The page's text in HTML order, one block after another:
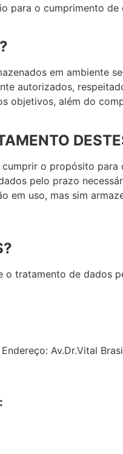
para o cumprimento
em ambiente
autorizados,
objetivos, além do
o propósito para
pelo prazo
em uso, mas sim
tratamento de dados
Av.Dr.Vital